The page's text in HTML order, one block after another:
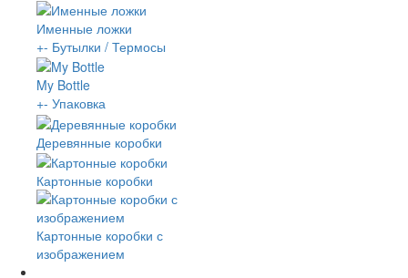
Именные ложки
+- Бутылки / Термосы
My Bottle
+- Упаковка
Деревянные коробки
Картонные коробки
Картонные коробки с
изображением